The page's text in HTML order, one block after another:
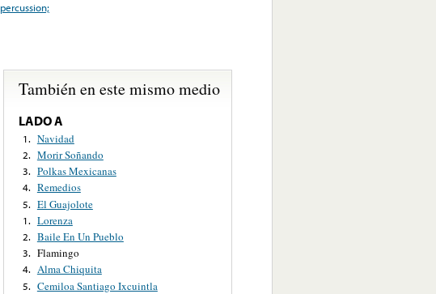
percussion;
También en este mismo medio
LADO A
1. Navidad
2. Morir Soñando
3. Polkas Mexicanas
4. Remedios
5. El Guajolote
1. Lorenza
2. Baile En Un Pueblo
3. Flamingo
4. Alma Chiquita
5. Cemiloa Santiago Ixcuintla